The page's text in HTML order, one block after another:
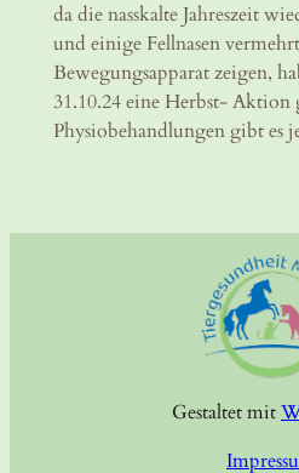
da die nasskalte Jahreszeit
und einige Fellnasen
Bewegungsapparat zeigen,
31.10.24 eine Herbst- Aktion
Physiobehandlungen gibt es
Gestaltet mit